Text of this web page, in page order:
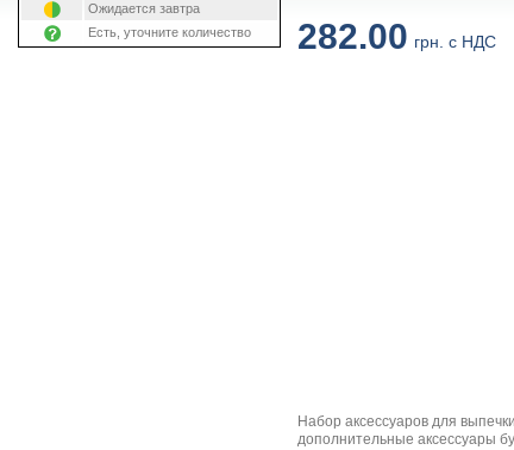
Ожидается завтра
Есть, уточните количество
282.00 грн. с НДС
Набор аксессуаров для
дополнительные аксессуары